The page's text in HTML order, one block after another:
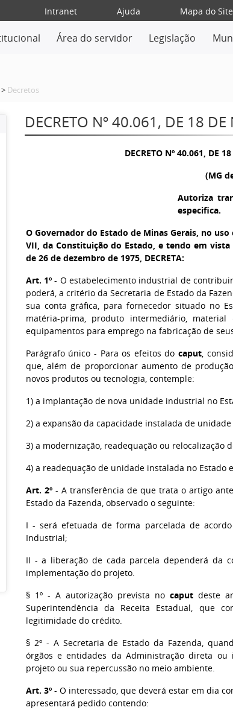
Intranet Ajuda Mapa do Site
Área do servidor Legislação
> Decretos
DECRETO Nº 40.061, DE 18
DECRETO Nº 40.061, DE
(MG
Autoriza
especifica.
O Governador do Estado de Minas Gerais, no uso
VII, da Constituição do Estado, e tendo em
de 26 de dezembro de 1975, DECRETA:
Art. 1º - O estabelecimento industrial de
poderá, a critério da Secretaria de Estado da
sua conta gráfica, para fornecedor situado no
matéria-prima, produto intermediário,
equipamentos para emprego na fabricação de
Parágrafo único - Para os efeitos docaput,
que, além de proporcionar aumento de
novos produtos ou tecnologia, contemple:
1) a implantação de nova unidade industrial no
2) a expansão da capacidade instalada de
3) a modernização, readequação ou relocalização
4) a readequação de unidade instalada no Estado
Art. 2º- A transferência de que trata o artigo
Estado da Fazenda, observado o seguinte:
I - será efetuada de forma parcelada de
Industrial;
II - a liberação de cada parcela dependerá da
implementação do projeto.
§ 1º - A autorização prevista no caputdeste
Superintendência da Receita Estadual, que
legitimidade do crédito.
§ 2º - A Secretaria de Estado da Fazenda,
órgãos e entidades da Administração direta
projeto ou sua repercussão no meio ambiente.
Art. 3º- O interessado, que deverá estar em dia
apresentará pedido contendo: